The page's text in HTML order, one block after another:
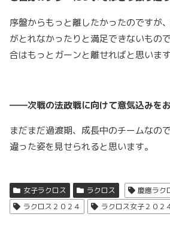
序盤からもっと離したかったのですが
がとれなかったりと満足できないもの
合はもっとガーンと離せればと思います
――次戦の法政戦に向けて意気込みをお
まだまだ過渡期、成長中のチームなの
違った姿を見せられると思います。
女子ラクロス ラクロス
慶應ラク
ラクロス２０２４
ラクロス女子２０２